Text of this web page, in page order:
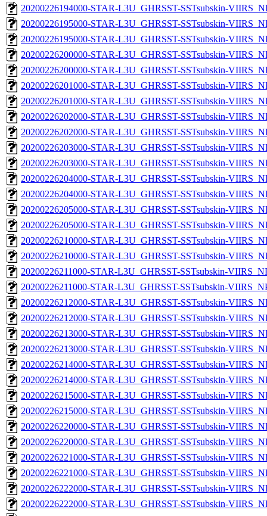
20200226194000-STAR-L3U_GHRSST-SSTsubskin-
20200226195000-STAR-L3U_GHRSST-SSTsubskin-
20200226195000-STAR-L3U_GHRSST-SSTsubskin-
20200226200000-STAR-L3U_GHRSST-SSTsubskin-
20200226200000-STAR-L3U_GHRSST-SSTsubskin-
20200226201000-STAR-L3U_GHRSST-SSTsubskin-
20200226201000-STAR-L3U_GHRSST-SSTsubskin-
20200226202000-STAR-L3U_GHRSST-SSTsubskin-
20200226202000-STAR-L3U_GHRSST-SSTsubskin-
20200226203000-STAR-L3U_GHRSST-SSTsubskin-
20200226203000-STAR-L3U_GHRSST-SSTsubskin-
20200226204000-STAR-L3U_GHRSST-SSTsubskin-
20200226204000-STAR-L3U_GHRSST-SSTsubskin-
20200226205000-STAR-L3U_GHRSST-SSTsubskin-
20200226205000-STAR-L3U_GHRSST-SSTsubskin-
20200226210000-STAR-L3U_GHRSST-SSTsubskin-
20200226210000-STAR-L3U_GHRSST-SSTsubskin-
20200226211000-STAR-L3U_GHRSST-SSTsubskin-
20200226211000-STAR-L3U_GHRSST-SSTsubskin-
20200226212000-STAR-L3U_GHRSST-SSTsubskin-
20200226212000-STAR-L3U_GHRSST-SSTsubskin-
20200226213000-STAR-L3U_GHRSST-SSTsubskin-
20200226213000-STAR-L3U_GHRSST-SSTsubskin-
20200226214000-STAR-L3U_GHRSST-SSTsubskin-
20200226214000-STAR-L3U_GHRSST-SSTsubskin-
20200226215000-STAR-L3U_GHRSST-SSTsubskin-
20200226215000-STAR-L3U_GHRSST-SSTsubskin-
20200226220000-STAR-L3U_GHRSST-SSTsubskin-
20200226220000-STAR-L3U_GHRSST-SSTsubskin-
20200226221000-STAR-L3U_GHRSST-SSTsubskin-
20200226221000-STAR-L3U_GHRSST-SSTsubskin-
20200226222000-STAR-L3U_GHRSST-SSTsubskin-
20200226222000-STAR-L3U_GHRSST-SSTsubskin-